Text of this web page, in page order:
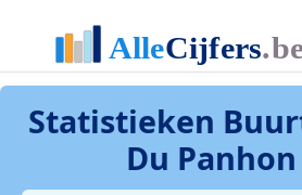
Statistieken
Du Panhon